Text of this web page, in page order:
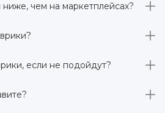
чем на маркетплейсах?
со склада производителя
. Если в течение этого срока
дефект – заменим
если не подойдут?
без объяснения причин –
товарного вида. Если коврик не